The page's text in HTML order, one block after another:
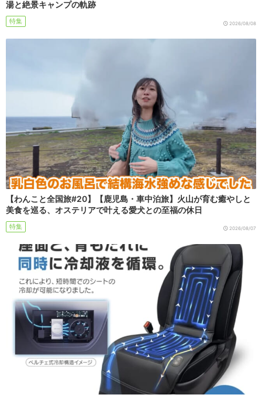
湯と絶景キャンプの軌跡
特集 2026/08/08
【わんこと全国旅#20】【鹿児島・車中泊旅】火山が育む癒やしと
美食を巡る、オステリアで叶える愛犬との至福の休日
特集 2026/08/07